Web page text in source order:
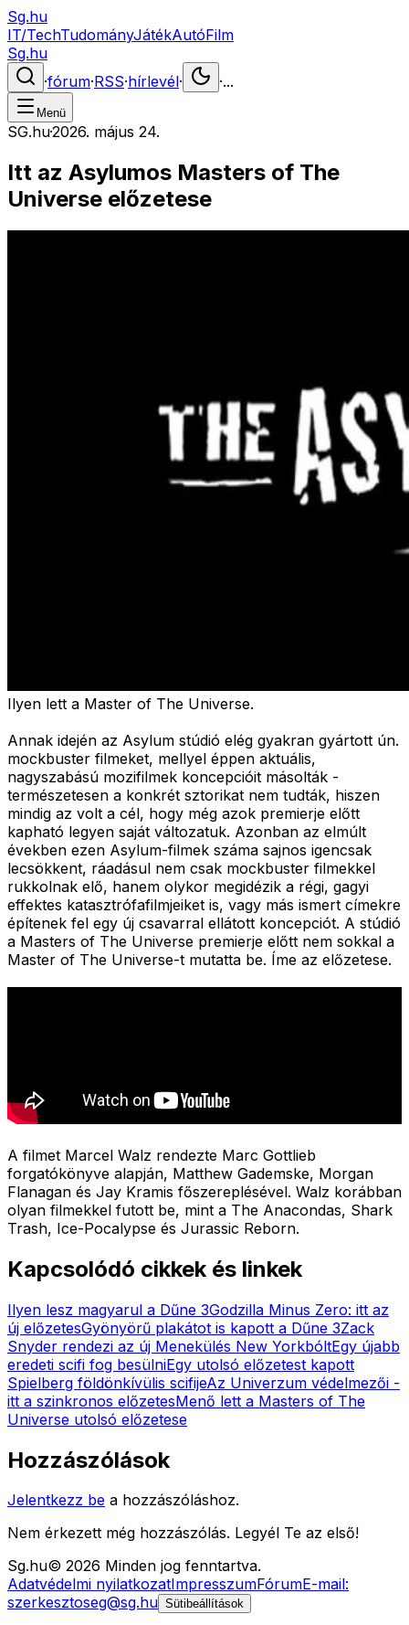
Sg.hu
IT/TechTudományJátékAutóFilm
Sg.hu
·fórum·RSS·hírlevél· ·...
Menü
SG.hu·2026. május 24.
Itt az Asylumos Masters of The
Universe előzetese
Ilyen lett a Master of The Universe.
Annak idején az Asylum stúdió elég gyakran gyártott ún.
mockbuster filmeket, mellyel éppen aktuális,
nagyszabású mozifilmek koncepcióit másolták -
természetesen a konkrét sztorikat nem tudták, hiszen
mindig az volt a cél, hogy még azok premierje előtt
kapható legyen saját változatuk. Azonban az elmúlt
években ezen Asylum-filmek száma sajnos igencsak
lecsökkent, ráadásul nem csak mockbuster filmekkel
rukkolnak elő, hanem olykor megidézik a régi, gagyi
effektes katasztrófafilmjeiket is, vagy más ismert címekre
építenek fel egy új csavarral ellátott koncepciót. A stúdió
a Masters of The Universe premierje előtt nem sokkal a
Master of The Universe-t mutatta be. Íme az előzetese.
A filmet Marcel Walz rendezte Marc Gottlieb
forgatókönyve alapján, Matthew Gademske, Morgan
Flanagan és Jay Kramis főszereplésével. Walz korábban
olyan filmekkel futott be, mint a The Anacondas, Shark
Trash, Ice-Pocalypse és Jurassic Reborn.
Kapcsolódó cikkek és linkek
Ilyen lesz magyarul a Dűne 3Godzilla Minus Zero: itt az
új előzetesGyönyörű plakátot is kapott a Dűne 3Zack
Snyder rendezi az új Menekülés New YorkbóltEgy újabb
eredeti scifi fog besülniEgy utolsó előzetest kapott
Spielberg földönkívülis scifijeAz Univerzum védelmezői -
itt a szinkronos előzetesMenő lett a Masters of The
Universe utolsó előzetese
Hozzászólások
Jelentkezz be a hozzászóláshoz.
Nem érkezett még hozzászólás. Legyél Te az első!
Sg.hu© 2026 Minden jog fenntartva.
Adatvédelmi nyilatkozatImpresszumFórumE-mail:
szerkesztoseg@sg.hu Sütibeállítások